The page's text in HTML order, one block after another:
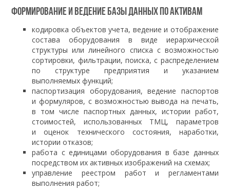
Формирование и ведение базы данных по активам
кодировка объектов учета, ведение и отображение
состава оборудования в виде иерархической
структуры или линейного списка с возможностью
сортировки, фильтрации, поиска, с распределением
по структуре предприятия и указанием
выполняемых функций;
паспортизация оборудования, ведение паспортов
и формуляров, с возможностью вывода на печать,
в том числе паспортных данных, истории работ,
стоимостей, использованных ТМЦ, параметров
и оценок технического состояния, наработки,
истории отказов;
работа с единицами оборудования в базе данных
посредством их активных изображений на схемах;
управление реестром работ и регламентами
выполнения работ;